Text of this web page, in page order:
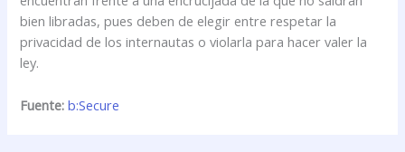
bien libradas, pues deben de elegir entre respetar la
privacidad de los internautas o violarla para hacer valer la
ley.
Fuente:b:Secure